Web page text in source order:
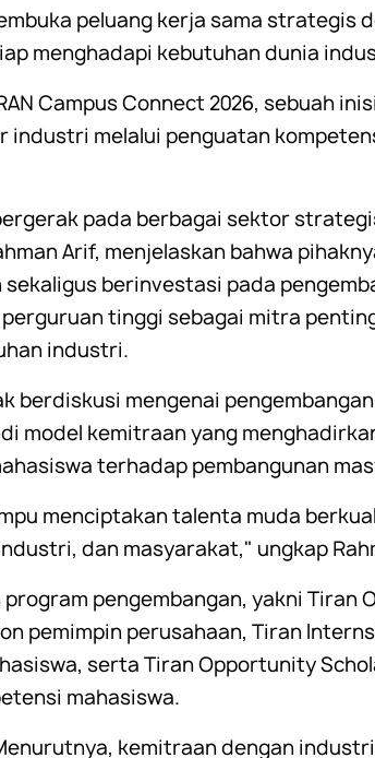
peluang kerja sama strategis
menghadapi kebutuhan dunia
Campus Connect 2026, sebuah
melalui penguatan
pada berbagai sektor
Arif, menjelaskan bahwa
berinvestasi pada
tinggi sebagai mitra
industri.
berdiskusi mengenai
model kemitraan yang
terhadap pembangunan
menciptakan talenta muda
dan masyarakat," ungkap
pengembangan, yakni Tiran
pemimpin perusahaan, Tiran
serta Tiran Opportunity
mahasiswa.
kemitraan dengan